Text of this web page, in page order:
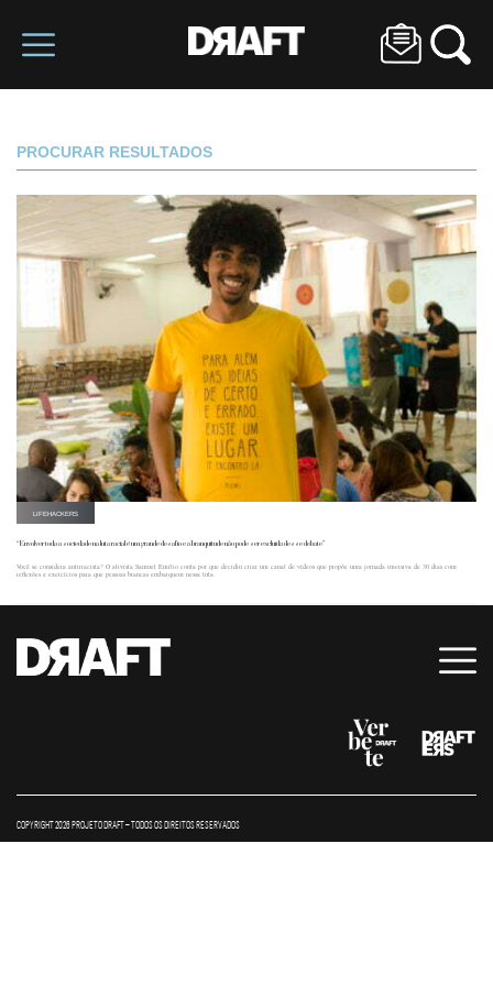
PROCURAR RESULTADOS
LIFEHACKERS
“Envolver toda a sociedade na luta racial é um grande desafio e a branquitude não pode ser excluída desse debate”
Você se considera antirracista? O ativista Samuel Emílio conta por que decidiu criar um canal de vídeos que propõe uma jornada imersiva de 30 dias com
reflexões e exercícios para que pessoas brancas embarquem nessa luta.
COPYRIGHT 2026 PROJETO DRAFT – TODOS OS DIREITOS RESERVADOS